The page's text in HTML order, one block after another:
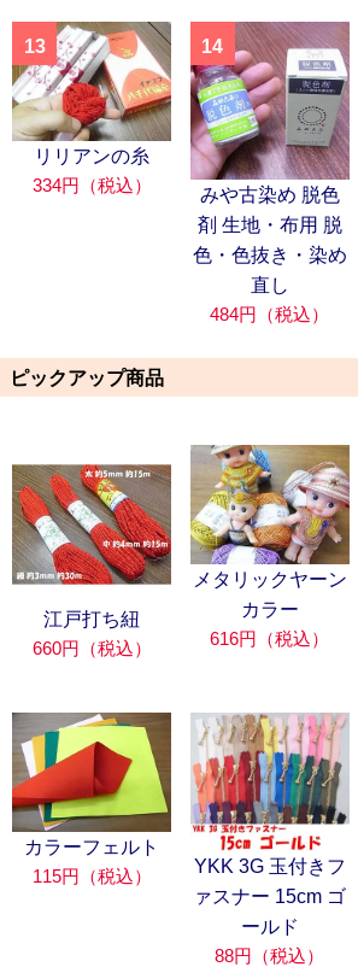
13
リリアンの糸
334円（税込）
14
みや古染め 脱色
剤 生地・布用 脱
色・色抜き・染め
直し
484円（税込）
ピックアップ商品
江戸打ち紐
660円（税込）
メタリックヤーン
カラー
616円（税込）
カラーフェルト
115円（税込）
YKK 3G 玉付きフ
ァスナー 15cm ゴ
ールド
88円（税込）